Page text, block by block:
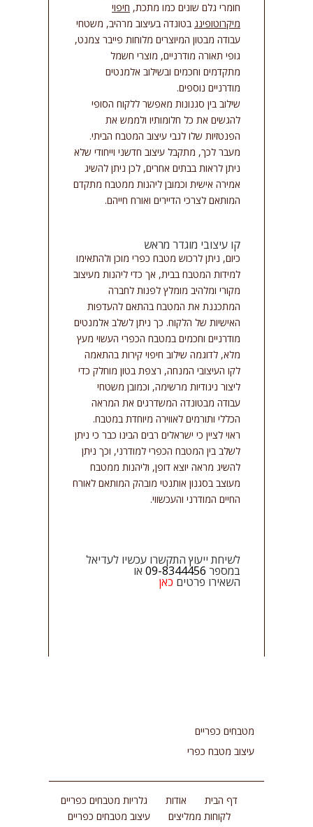
חומרי גלם שונים כמו מתכת, חיפוי
מיקרוטופינג בטונדה בעיצוב מרהיב, משטחי
עבודה מבטון המיוצרים מלוחות פייבר צמנט,
גופי תאורה מודרניים, מוצרי חשמל
מתקדמים וחכמים ובשילוב אלמנטים
מודרניים נוספים.
שילוב בין סגנונות מאפשר ללקוח הסופי
להגשים את כל חלומותיו ולממש את
הפנטזיות שלו לגבי עיצוב המטבח הביתי.
מעבר לכך, מתקבל עיצוב חדשני וייחודי שלא
ניתן לראות בבתים אחרים, לכן ניתן להשיג
אמירה אישית וכמובן ליהנות ממטבח מתקדם
המותאם לצרכי הדיירים ואורח חייהם.
קו עיצובי מוגדר מראש
כיום, ניתן לרכוש מטבח כפרי מוכן ולהתאימו
למידות המטבח בבית, אך כדי ליהנות מעיצוב
מקורי ומלהיב מומלץ לפנות לחברה
המתכננת את המטבח בהתאם להעדפות
האישיות של הלקוח. כך ניתן לשלב אלמנטים
מודרניים וחכמים במטבח הכפרי העשוי מעץ
מלא, לדוגמה שילוב חיפוי קירות בהתאמה
לקו העיצובי המנחה, רצפת בטון מוחלק כדי
ליצור ניגודיות מרשימה, וכמובן משטחי
עבודה מבטונדה המשדרגים את המראה
הכללי ותורמים לאווירה מיוחדת במטבח.
ראוי לציין כי ישראלים רבים הבינו כבר כי ניתן
לשלב בין המטבח הכפרי למודרני, וכך ניתן
להשיג מראה יוצא דופן, וליהנות ממטבח
מעוצב בסגנון אותנטי מובהק המותאם לאורח
החיים המודרני והעכשווי.
לשיחת ייעוץ התקשרו עכשיו לעדיאל
במספר 09-8344456 או
השאירו פרטים כאן
מטבחים כפריים
עיצוב מטבח כפרי
דף הבית אודות
גלריות מטבחים כפריים
לקוחות ממליצים
עיצוב מטבחים כפריים